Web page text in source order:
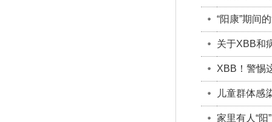
“阳康”期间
关于XBB和
XBB！警惕
儿童群体感
家里有人“阳